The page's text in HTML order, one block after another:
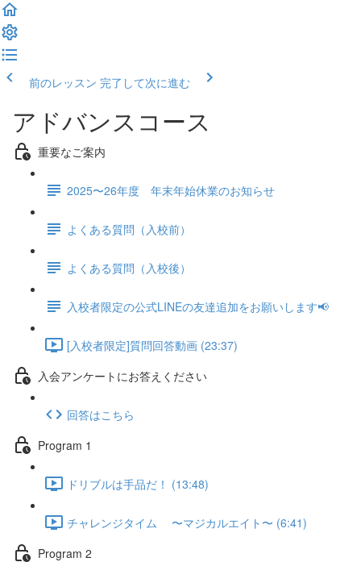
前のレッスン 完了して次に進む
アドバンスコース
重要なご案内
2025〜26年度 年末年始休業のお知らせ
よくある質問（入校前）
よくある質問（入校後）
入校者限定の公式LINEの友達追加をお願いします📢
[入校者限定]質問回答動画 (23:37)
入会アンケートにお答えください
回答はこちら
Program 1
ドリブルは手品だ！ (13:48)
チャレンジタイム 〜マジカルエイト〜 (6:41)
Program 2